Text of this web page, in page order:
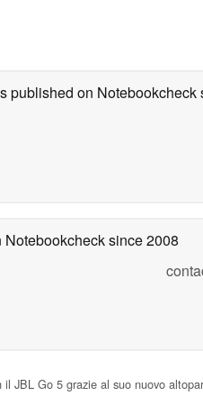
published on Notebookcheck
Notebookchecksince 2008
il JBL Go 5 grazie al suo nuovo